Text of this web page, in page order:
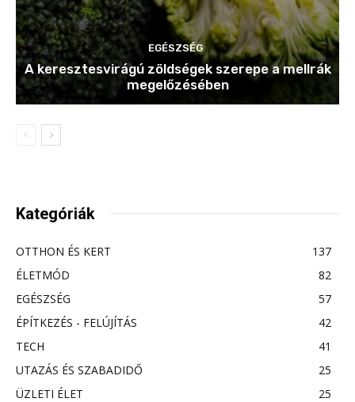
EGÉSZSÉG
A keresztesvirágú zöldségek szerepe a mellrák
megelőzésében
Kategóriák
OTTHON ÉS KERT
137
ÉLETMÓD
82
EGÉSZSÉG
57
ÉPÍTKEZÉS - FELÚJÍTÁS
42
TECH
41
UTAZÁS ÉS SZABADIDŐ
25
ÜZLETI ÉLET
25